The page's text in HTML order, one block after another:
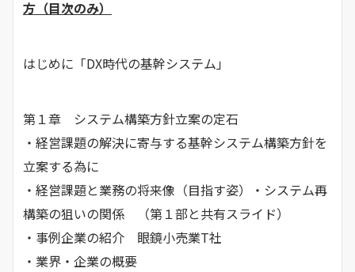
方（目次のみ）
はじめに「DX時代の基幹システム」
第１章 システム構築方針立案の定石
・経営課題の解決に寄与する基幹システム構築方針を
立案する為に
・経営課題と業務の将来像（目指す姿）・システム再
構築の狙いの関係 （第１部と共有スライド）
・事例企業の紹介 眼鏡小売業T社
・業界・企業の概要